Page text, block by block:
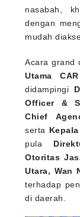
nasabah,
dengan
mudah
Acara grand
Utama
didampingi
Officer &
Chief
serta
pula
Otoritas
Utara, Wan
terhadap
di daerah.